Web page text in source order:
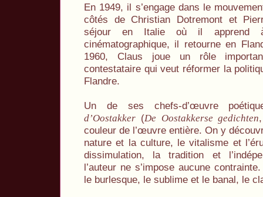
En 1949, il s’engage dans le
côtés de Christian Dotremont et
séjour en Italie où il apprend
cinématographique, il retourne en
1960, Claus joue un rôle
contestataire qui veut réformer la
Flandre.
Un de ses chefs-d’œuvre
d’Oostakker (De Oostakkerse gedichten
couleur de l’œuvre entière. On y
nature et la culture, le vitalisme et
dissimulation, la tradition et
l’auteur ne s’impose aucune
le burlesque, le sublime et le banal, le